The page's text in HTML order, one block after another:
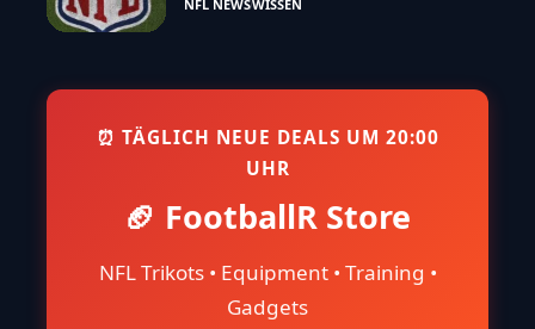
NFL NEWSWISSEN
⏰ TÄGLICH NEUE DEALS UM 20:00
UHR
🏈 FootballR Store
NFL Trikots • Equipment • Training •
Gadgets